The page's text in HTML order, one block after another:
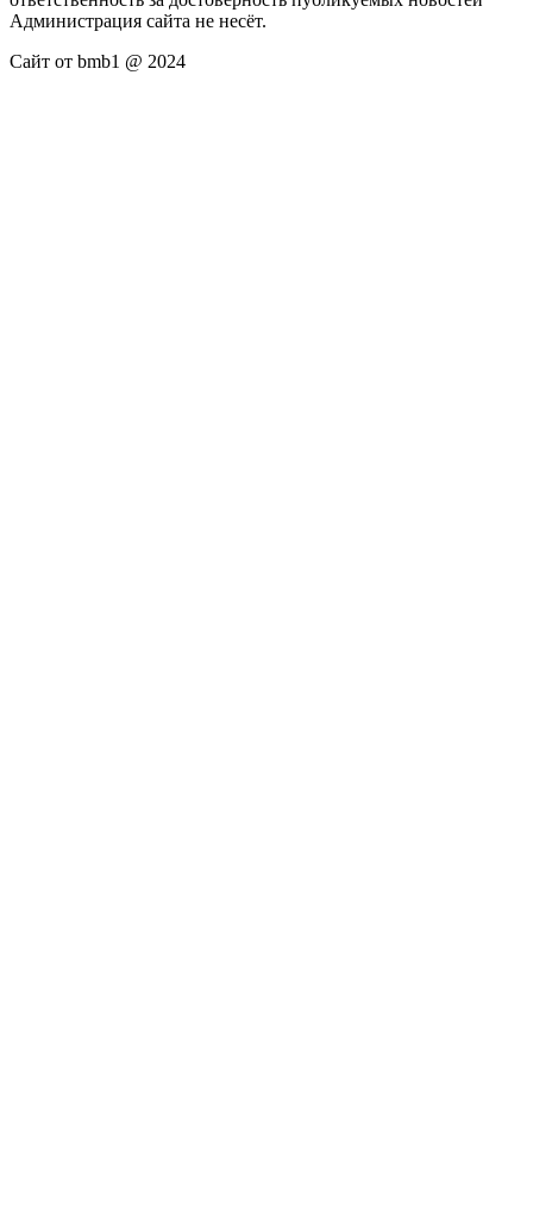
Администрация сайта не несёт.
Сайт от bmb1 @ 2024